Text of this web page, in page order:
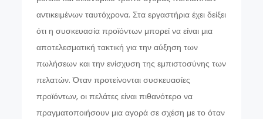
αντικειμένων ταυτόχρονα. Στα εργαστήρια έχει δείξει
ότι η συσκευασία προϊόντων μπορεί να είναι μια
αποτελεσματική τακτική για την αύξηση των
πωλήσεων και την ενίσχυση της εμπιστοσύνης των
πελατών. Όταν προτείνονται συσκευασίες
προϊόντων, οι πελάτες είναι πιθανότερο να
πραγματοποιήσουν μια αγορά σε σχέση με το όταν